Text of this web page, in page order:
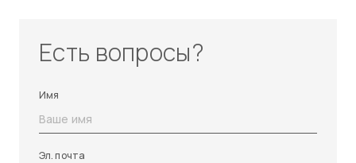
Есть вопросы?
Имя
Эл. почта